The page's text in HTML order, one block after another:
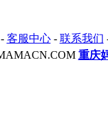
- 客服中心- 联系我们
重庆